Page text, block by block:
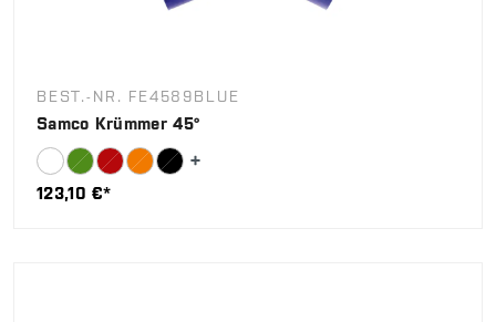
BEST.-NR. FE4589BLUE
Samco Krümmer 45°
123,10 €*